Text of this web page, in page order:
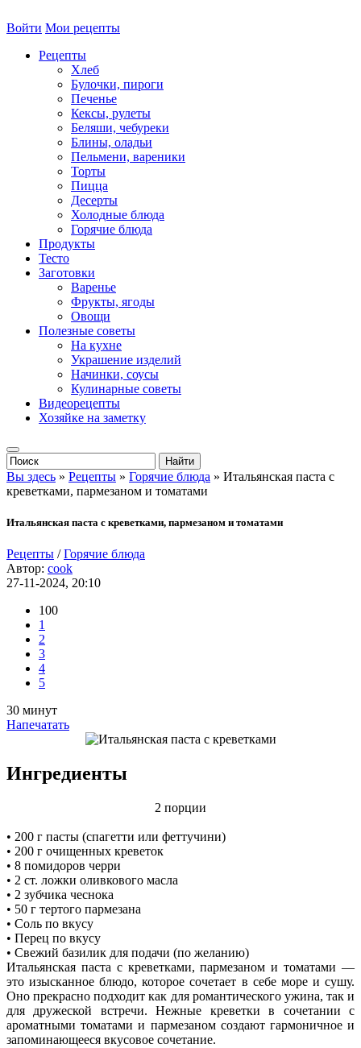
Войти Мои рецепты
Рецепты
Хлеб
Булочки, пироги
Печенье
Кексы, рулеты
Беляши, чебуреки
Блины, оладьи
Пельмени, вареники
Торты
Пицца
Десерты
Холодные блюда
Горячие блюда
Продукты
Тесто
Заготовки
Варенье
Фрукты, ягоды
Овощи
Полезные советы
На кухне
Украшение изделий
Начинки, соусы
Кулинарные советы
Видеорецепты
Хозяйке на заметку
Вы здесь » Рецепты » Горячие блюда » Итальянская паста с
креветками, пармезаном и томатами
Итальянская паста с креветками, пармезаном и томатами
Рецепты /Горячие блюда
Автор: cook
27-11-2024, 20:10
100
1
2
3
4
5
30 минут
Напечатать
Ингредиенты
2 порции
• 200 г пасты (спагетти или феттучини)
• 200 г очищенных креветок
• 8 помидоров черри
• 2 ст. ложки оливкового масла
• 2 зубчика чеснока
• 50 г тертого пармезана
• Соль по вкусу
• Перец по вкусу
• Свежий базилик для подачи (по желанию)
Итальянская паста с креветками, пармезаном и томатами —
это изысканное блюдо, которое сочетает в себе море и сушу.
Оно прекрасно подходит как для романтического ужина, так и
для дружеской встречи. Нежные креветки в сочетании с
ароматными томатами и пармезаном создают гармоничное и
запоминающееся вкусовое сочетание.